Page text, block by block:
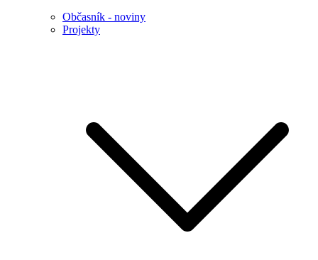
Občasník - noviny
Projekty